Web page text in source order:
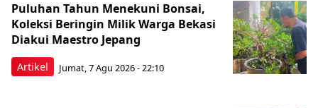
Artikel
Puluhan Tahun Menekuni Bonsai,
Koleksi Beringin Milik Warga Bekasi
Diakui Maestro Jepang
Jumat, 7 Agu 2026 - 22:10